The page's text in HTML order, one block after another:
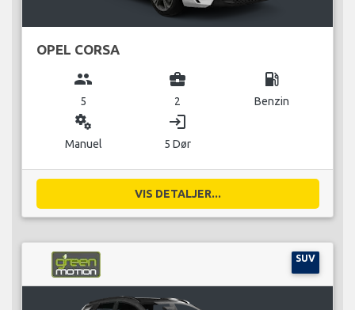
OPEL CORSA
group
5
business_center
2
local_gas_station
Benzin
miscellaneous_services
Manuel
login
5 Dør
VIS DETALJER...
SUV